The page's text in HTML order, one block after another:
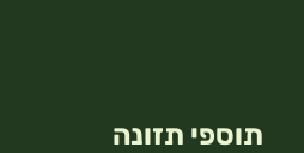
תוספי תזונה